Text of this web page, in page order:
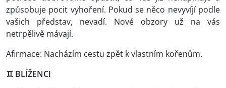
způsobuje pocit vyhoření. Pokud se něco nevyvíjí podle
vašich představ, nevadí. Nové obzory už na vás
netrpělivě mávají.
Afirmace: Nacházím cestu zpět k vlastním kořenům.
♊ BLÍŽENCI